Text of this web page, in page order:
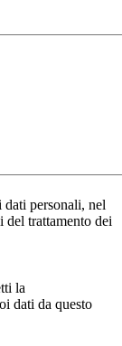
personali, nel
trattamento dei
la
dati da questo